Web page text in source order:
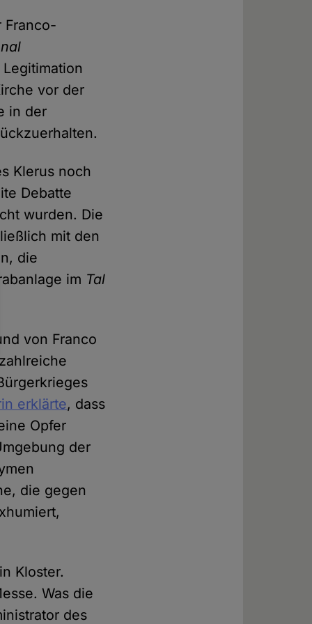
Franco-
vor der
in der
Klerus noch
Debatte
wurden. Die
mit den
die
im Tal
von Franco
erklärte, dass
Opfer
der
die gegen
Kloster.
Was die
des